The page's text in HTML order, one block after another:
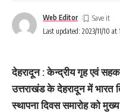
Last updated: 2023/11/10 at
Web Editor
देहरादून : केन्द्रीय गृह एवं
उत्तराखंड के देहरादून में
स्थापना दिवस समारोह को